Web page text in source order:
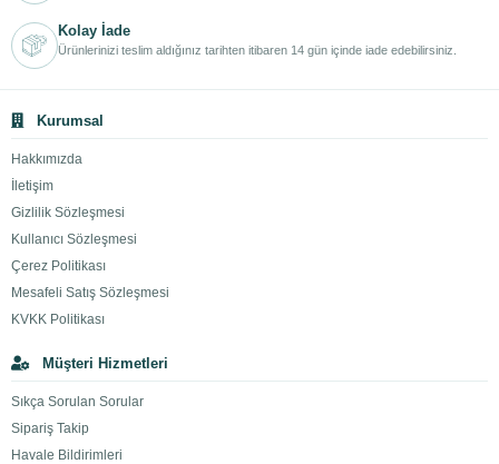
Kolay İade
Ürünlerinizi teslim aldığınız tarihten itibaren 14 gün içinde iade edebilirsiniz.
Kurumsal
Hakkımızda
İletişim
Gizlilik Sözleşmesi
Kullanıcı Sözleşmesi
Çerez Politikası
Mesafeli Satış Sözleşmesi
KVKK Politikası
Müşteri Hizmetleri
Sıkça Sorulan Sorular
Sipariş Takip
Havale Bildirimleri